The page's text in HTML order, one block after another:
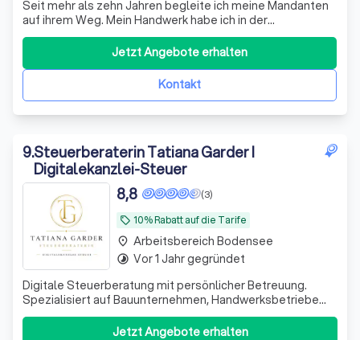
Seit mehr als zehn Jahren begleite ich meine Mandanten
auf ihrem Weg. Mein Handwerk habe ich in der
Berufsausbildung zum Steuerfachangestellten erlernt
und im Rahmen der Qualifikation zum Steuerfachwirt
erweitert. Spätestens nach dem bestandenen
Kontakt
Jetzt Angebote erhalten
9.Steuerberaterin Tatiana Garder I
Digitalekanzlei-Steuer
local_offer 10% Rabatt auf die Tarife
(3)
8,8
Digitale Steuerberatung mit persönlicher Betreuung.
Spezialisiert auf Bauunternehmen, Handwerksbetriebe
und technische Dienstleister. Beratung und direkte
Ansprechpartnerin statt anonymer Großkanzlei.
Jetzt Angebote erhalten
place Arbeitsbereich Bodensee
timelapse Vor 1 Jahr gegründet